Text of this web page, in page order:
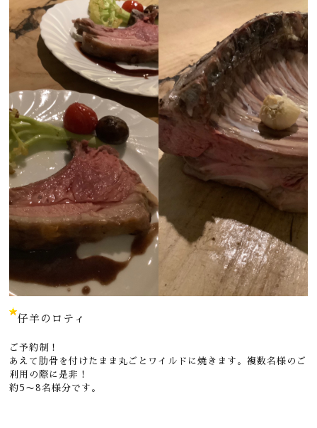
仔羊のロティ
ご予約制！
あえて肋骨を付けたまま丸ごとワイルドに焼きます。複数名様のご
利用の際に是非！
約5〜8名様分です。